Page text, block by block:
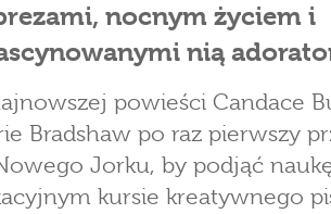
nocnym życiem i
nią
powieści Candace
Bradshaw po raz pierwszy
Jorku, by podjąć
kursie kreatywnego